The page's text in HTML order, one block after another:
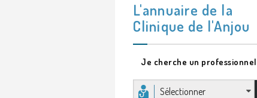
L'annuaire de la
Clinique de l'Anjou
Je cherche un professionnel
Sélectionner